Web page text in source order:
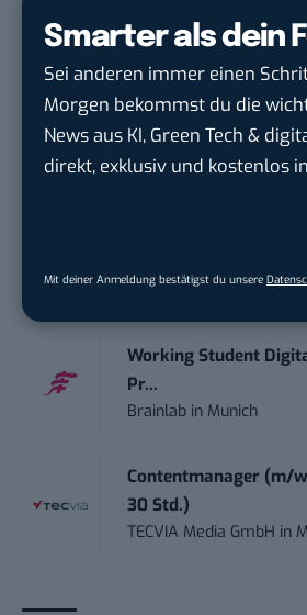
Smarter als dein
Sei anderen immer einen
Morgen bekommst du die
News aus KI, Green Tech &
direkt, exklusiv und kostenlos
Mit deiner Anmeldung bestätigst du unsere
BBBank eGinBerlin,
Karlsruhe
Content Manager (m/
Schwerpunkt Socia...
LEUCHTTURM1917 in
Stuttgart
Working Student
Pr...
Brainlab in Munich
Contentmanager (m/
30 Std.)
TECVIA Media GmbH in